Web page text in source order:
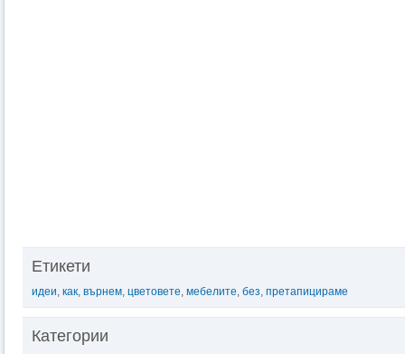
Етикети
идеи, как, върнем, цветовете, мебелите, без, претапицираме
Категории